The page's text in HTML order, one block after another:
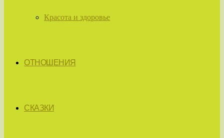
Красота и здоровье
ОТНОШЕНИЯ
СКАЗКИ